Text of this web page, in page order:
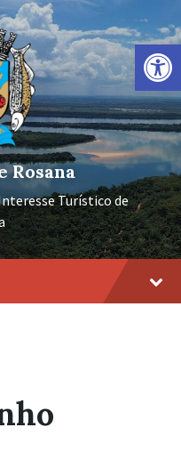
Barra de Ferramentas Aberta
Rosana
Turístico de